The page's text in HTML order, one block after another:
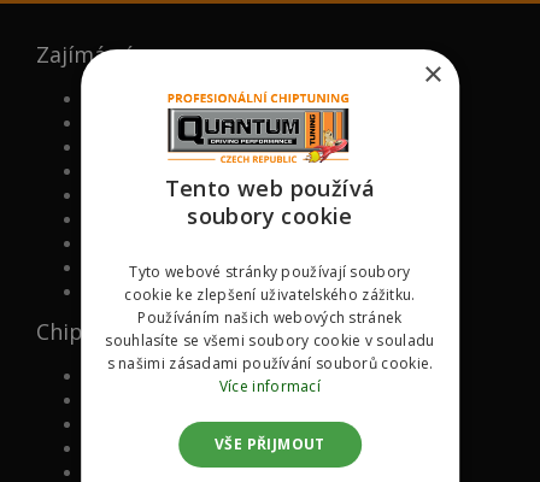
Zajímá vás
FAQ (ČASTO KLADENÉ DOTAZY)
NOVĚ CHIPOVANÉ MODELY
VIP BONUS PROGRAM
CHIPTUNING ŠKOLA
PODPOŘTE NÁS
KONTAKT
Chipované značky
Volkswagen
Mercedes-Benz
×
Tento web používá
soubory cookie
Tyto webové stránky používají soubory
cookie ke zlepšení uživatelského zážitku.
Používáním našich webových stránek
souhlasíte se všemi soubory cookie v souladu
s našimi zásadami používání souborů cookie.
Více informací
VŠE PŘIJMOUT